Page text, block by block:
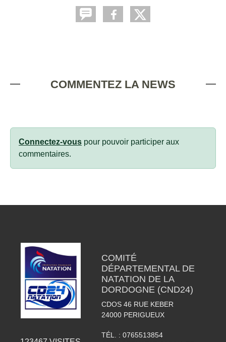
COMMENTEZ LA NEWS
Connectez-vous pour pouvoir participer aux
commentaires.
COMITÉ
DÉPARTEMENTAL DE
NATATION DE LA
DORDOGNE (CND24)
CDOS 46 RUE KEBER
24000 PERIGUEUX
TÉL. : 0765513854